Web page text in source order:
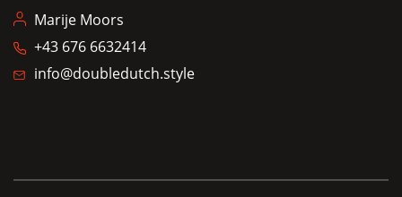
Marije Moors
+43 676 6632414
info@doubledutch.style